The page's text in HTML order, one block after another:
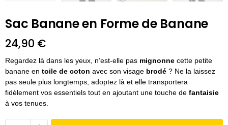
Sac Banane en Forme de Banane
24,90 €
Regardez là dans les yeux, n’est-elle pas mignonne cette petite
banane en toile de coton avec son visage brodé ? Ne la laissez
pas seule plus longtemps, adoptez là et elle transportera
fidèlement vos essentiels tout en ajoutant une touche de fantaisie
à vos tenues.